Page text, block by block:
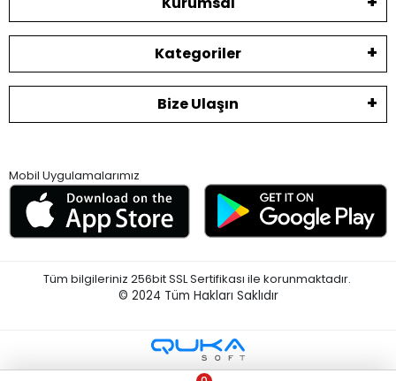
Kategoriler
Bize Ulaşın
Mobil Uygulamalarımız
Tüm bilgileriniz 256bit SSL Sertifikası ile korunmaktadır.
© 2024 Tüm Hakları Saklıdır